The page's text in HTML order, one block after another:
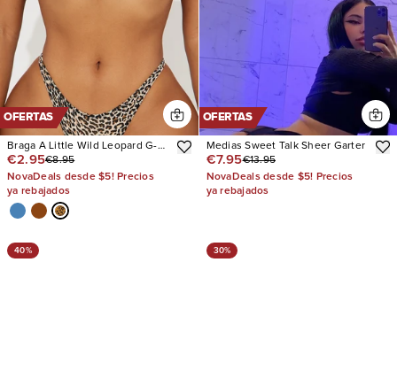
OFERTAS
Braga A Little Wild Leopard G-
String
€2.95€8.95
NovaDeals desde $5! Precios
ya rebajados
OFERTAS
Medias Sweet Talk Sheer Garter
€7.95€13.95
NovaDeals desde $5! Precios
ya rebajados
40% 30%